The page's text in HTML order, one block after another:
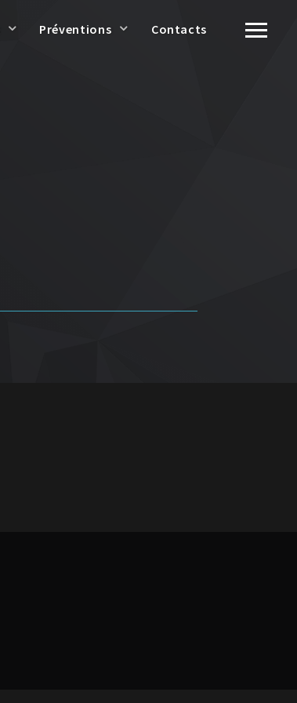
Préventions Contacts